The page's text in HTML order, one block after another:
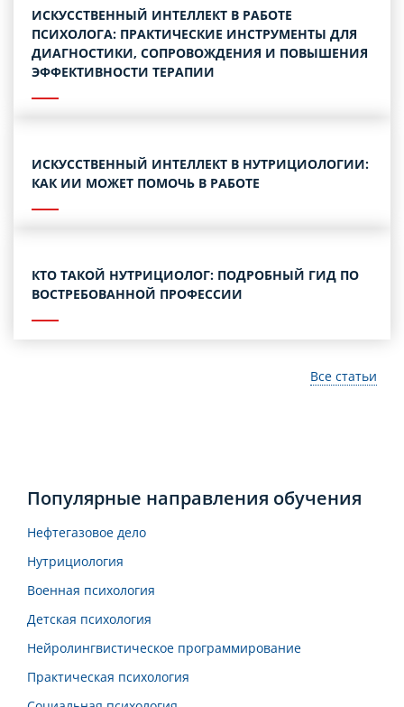
ИСКУССТВЕННЫЙ ИНТЕЛЛЕКТ В РАБОТЕ
ПСИХОЛОГА: ПРАКТИЧЕСКИЕ ИНСТРУМЕНТЫ ДЛЯ
ДИАГНОСТИКИ, СОПРОВОЖДЕНИЯ И ПОВЫШЕНИЯ
ЭФФЕКТИВНОСТИ ТЕРАПИИ
ИСКУССТВЕННЫЙ ИНТЕЛЛЕКТ В НУТРИЦИОЛОГИИ:
КАК ИИ МОЖЕТ ПОМОЧЬ В РАБОТЕ
КТО ТАКОЙ НУТРИЦИОЛОГ: ПОДРОБНЫЙ ГИД ПО
ВОСТРЕБОВАННОЙ ПРОФЕССИИ
Все статьи
Популярные направления обучения
Нефтегазовое дело
Нутрициология
Военная психология
Детская психология
Нейролингвистическое программирование
Практическая психология